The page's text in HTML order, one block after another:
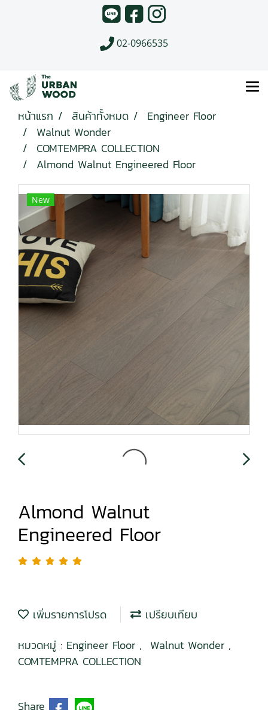
02-0966535
หน้าแรก สินค้าทั้งหมด
Engineer Floor
Walnut Wonder
COMTEMPRA COLLECTION
Almond Walnut Engineered Floor
New
Almond Walnut
Engineered Floor
เพิ่มรายการโปรด
เปรียบเทียบ
หมวดหมู่ : Engineer Floor , Walnut Wonder ,
COMTEMPRA COLLECTION
Share